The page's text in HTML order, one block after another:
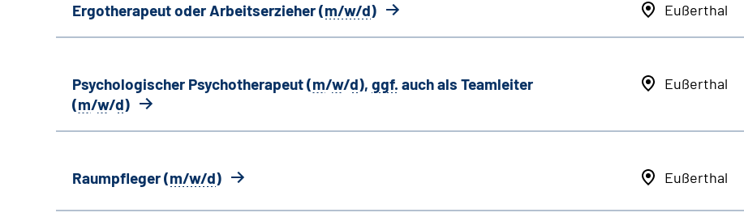
Ergotherapeut oder Arbeitserzieher (m/w/d) Eußerthal
Psychologischer Psychotherapeut (m/w/d), ggf. auch als Teamleiter
(m/w/d)
Eußerthal
Raumpfleger (m/w/d) Eußerthal